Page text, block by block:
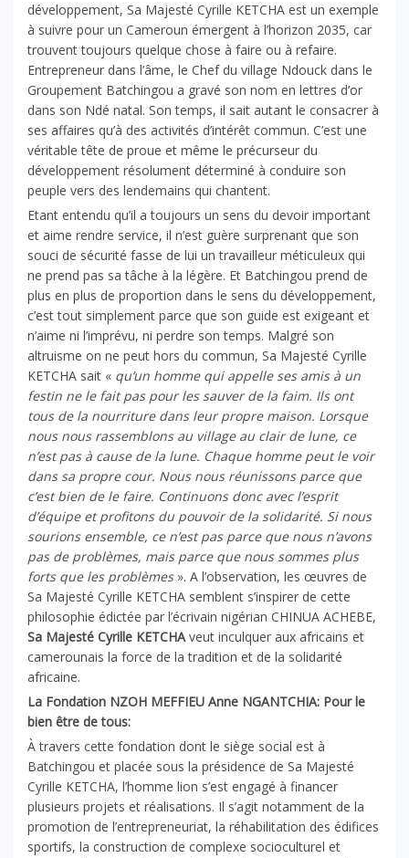
développement, Sa Majesté Cyrille KETCHA est un exemple
à suivre pour un Cameroun émergent à l’horizon 2035, car
trouvent toujours quelque chose à faire ou à refaire.
Entrepreneur dans l’âme, le Chef du village Ndouck dans le
Groupement Batchingou a gravé son nom en lettres d’or
dans son Ndé natal. Son temps, il sait autant le consacrer à
ses affaires qu’à des activités d’intérêt commun. C’est une
véritable tête de proue et même le précurseur du
développement résolument déterminé à conduire son
peuple vers des lendemains qui chantent.
Etant entendu qu’il a toujours un sens du devoir important
et aime rendre service, il n’est guère surprenant que son
souci de sécurité fasse de lui un travailleur méticuleux qui
ne prend pas sa tâche à la légère. Et Batchingou prend de
plus en plus de proportion dans le sens du développement,
c’est tout simplement parce que son guide est exigeant et
n’aime ni l’imprévu, ni perdre son temps. Malgré son
altruisme on ne peut hors du commun, Sa Majesté Cyrille
KETCHA sait « qu’un homme qui appelle ses amis à un
festin ne le fait pas pour les sauver de la faim. Ils ont
tous de la nourriture dans leur propre maison. Lorsque
nous nous rassemblons au village au clair de lune, ce
n’est pas à cause de la lune. Chaque homme peut le voir
dans sa propre cour. Nous nous réunissons parce que
c’est bien de le faire. Continuons donc avec l’esprit
d’équipe et profitons du pouvoir de la solidarité. Si nous
sourions ensemble, ce n’est pas parce que nous n’avons
pas de problèmes, mais parce que nous sommes plus
forts que les problèmes». A l’observation, les œuvres de
Sa Majesté Cyrille KETCHA semblent s’inspirer de cette
philosophie édictée par l’écrivain nigérian CHINUA ACHEBE,
Sa Majesté Cyrille KETCHAveut inculquer aux africains et
camerounais la force de la tradition et de la solidarité
africaine.
La Fondation NZOH MEFFIEU Anne NGANTCHIA: Pour le
bien être de tous:
À travers cette fondation dont le siège social est à
Batchingou et placée sous la présidence de Sa Majesté
Cyrille KETCHA, l’homme lion s’est engagé à financer
plusieurs projets et réalisations. Il s’agit notamment de la
promotion de l’entrepreneuriat, la réhabilitation des édifices
sportifs, la construction de complexe socioculturel et